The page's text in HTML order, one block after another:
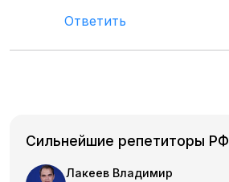
Ответить
Сильнейшие репетиторы РФ
Лакеев Владимир